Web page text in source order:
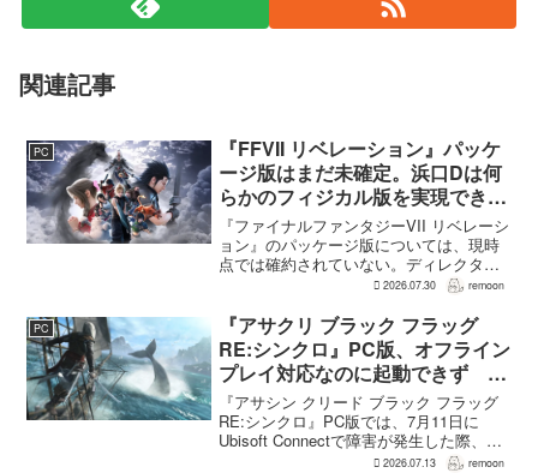
関連記事
PC
『FFVII リベレーション』パッケ
ージ版はまだ未確定。浜口Dは何
らかのフィジカル版を実現できる
よう調整中
『ファイナルファンタジーVII リベレーシ
ョン』のパッケージ版については、現時
点では確約されていない。ディレクター
の浜口直樹氏によると、具体的な商品ラ
フィジカル版を実現できるよう調整を進
めているという。G...
2026.07.30 remoon
PC
『アサクリ ブラック フラッグ
RE:シンクロ』PC版、オフライン
プレイ対応なのに起動できず
Ubisoft Connect障害時に報告相
次ぐ
『アサシン クリード ブラック フラッグ
RE:シンクロ』PC版では、7月11日に
Ubisoft Connectで障害が発生した際、ゲ
ームを起動できないとの報告が相次い
2026.07.13 remoon